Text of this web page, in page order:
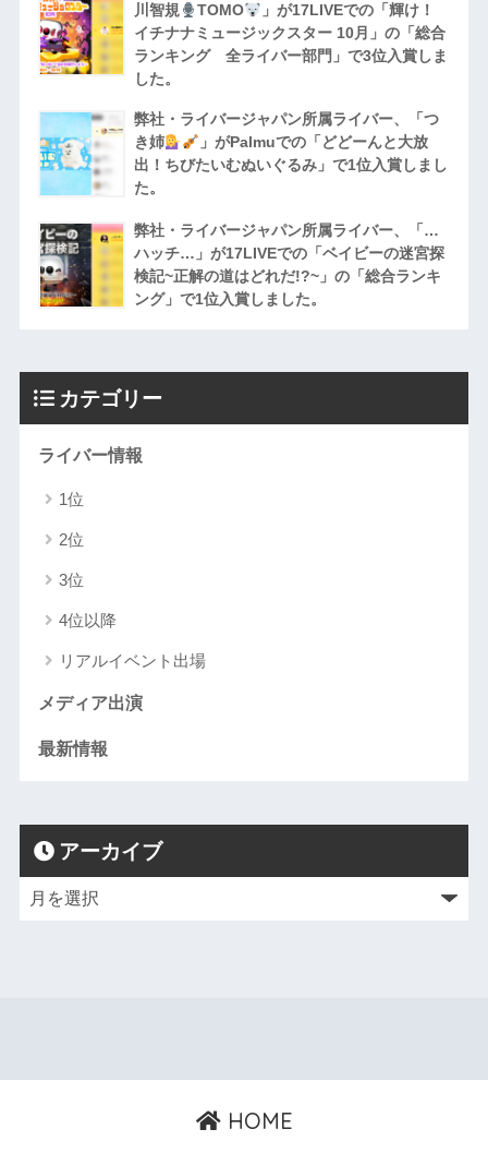
川智規
TOMO
」が17LIVEでの「輝け！
イチナナミュージックスター 10月」の「総合
ランキング 全ライバー部門」で3位入賞しま
した。
弊社・ライバージャパン所属ライバー、「つ
き姉
」がPalmuでの「どどーんと大放
出！ちびたいむぬいぐるみ」で1位入賞しまし
た。
弊社・ライバージャパン所属ライバー、「…
ハッチ…」が17LIVEでの「ベイビーの迷宮探
検記~正解の道はどれだ!?~」の「総合ランキ
ング」で1位入賞しました。
カテゴリー
ライバー情報
1位
2位
3位
4位以降
リアルイベント出場
メディア出演
最新情報
アーカイブ
HOME